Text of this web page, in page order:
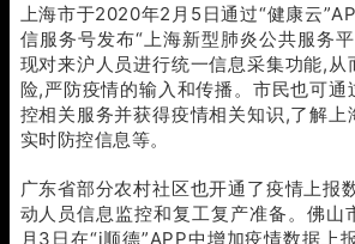
上海市于2020年2月5日通过“健康云
信服务号发布“上海新型肺炎公共服务
现对来沪人员进行统一信息采集功能,从
险,严防疫情的输入和传播。市民也可通
控相关服务并获得疫情相关知识,了解上
实时防控信息等。
广东省部分农村社区也开通了疫情上报
动人员信息监控和复工复产准备。佛山
月3日在“i顺德”APP中增加疫情数据上